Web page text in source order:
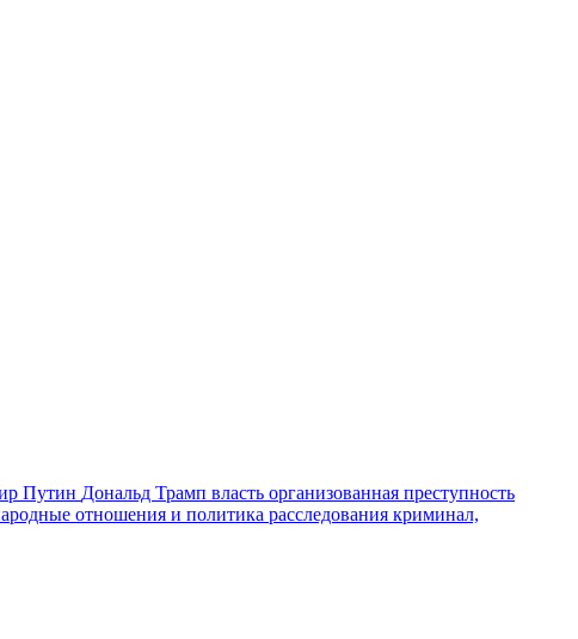
Путин Дональд Трамп власть организованная преступность
отношения и политика расследования криминал,